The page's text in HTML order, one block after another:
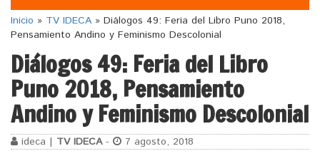
Inicio » TV IDECA » Diálogos 49: Feria del Libro Puno 2018,
Pensamiento Andino y Feminismo Descolonial
Diálogos 49: Feria del Libro
Puno 2018, Pensamiento
Andino y Feminismo Descolonial
ideca | TV IDECA- 7 agosto, 2018